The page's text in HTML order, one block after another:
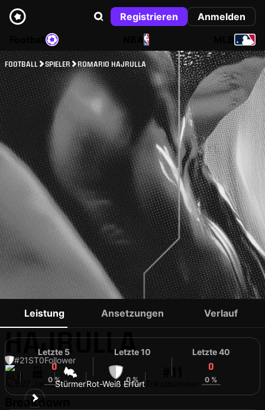
Registrieren
Anmelden
NBA
FOOTBALL SPIELER ROMARIO HAJRULLA
ROMARIO
HAJRULLA
#21ST0Follower
27 JahreStürmerRot-Weiß Erfurt
#11
Leistung Ansetzungen Verlauf
Letzte 5
0
0 %
Letzte 10
0 %
Letzte 40
0
0 %
Breakdown